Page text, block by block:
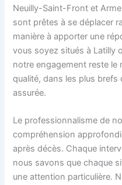
Neuilly-Saint-Front et
sont prêtes à se déplacer
manière à apporter une
vous soyez situés à Latilly
notre engagement reste le
qualité, dans les plus brefs
assurée.
Le professionnalisme de
compréhension
après décès. Chaque
nous savons que chaque
une attention particulière.